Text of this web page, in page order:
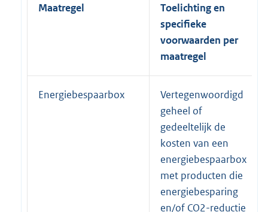
Maatregel
Toelichting en
specifieke
voorwaarden per
maatregel
Energiebespaarbox
Vertegenwoordigd
geheel of
gedeeltelijk de
kosten van een
energiebespaarbox
met producten die
energiebesparing
en/of CO2-reductie